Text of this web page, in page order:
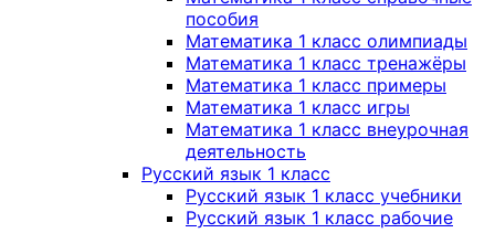
пособия
Математика 1 класс олимпиады
Математика 1 класс тренажёры
Математика 1 класс примеры
Математика 1 класс игры
Математика 1 класс внеурочная
деятельность
Русский язык 1 класс
Русский язык 1 класс учебники
Русский язык 1 класс рабочие